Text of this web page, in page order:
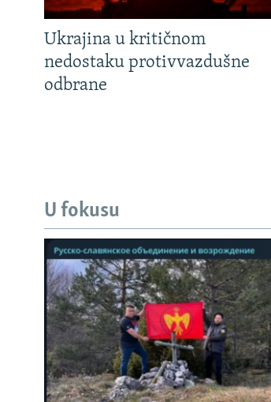
Ukrajina u kritičnom
nedostaku protivvazdušne
odbrane
U fokusu